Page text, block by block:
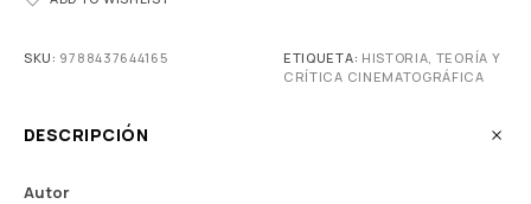
SKU: 9788437644165 ETIQUETA: HISTORIA, TEORÍA Y
CRÍTICA CINEMATOGRÁFICA
DESCRIPCIÓN
Autor